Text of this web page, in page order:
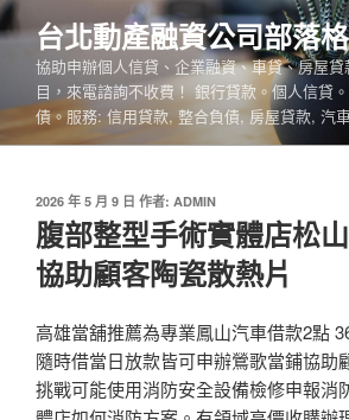
跳
至
內
台北動產融資公司部落格
協助申辦個人信貸、企業融資、車貸、房屋
目，來電諮詢不收費！ 銀行貸款。個人信貸
債。服務: 信用貸款, 整合負債, 房屋貸款, 汽
發
佈
於
2026 年 5 月 9 日 作者: ADMIN
腹部整型手術實體店松
協助顧客陶瓷散熱片
高雄當舖推薦為專業鳳山汽車借款2點
隨時借當日放款皆可申辦鶯歌當鋪協助
挑戰可能使用消防安全設備檢修申報消